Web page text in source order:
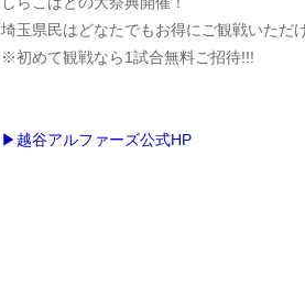
埼玉県民はどなたでもお得にご観戦いただ
※初めて観戦なら1試合無料ご招待!!!
▶越谷アルファーズ公式HP